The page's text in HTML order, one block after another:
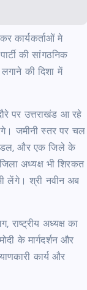
कार्यकर्ताओं मे
की सांगठनिक
लगाने की दिशा में
पर उत्तराखंड आ रहे
जमीनी स्तर पर चल
मंडल, और एक जिले के
अध्यक्ष भी शिरकत
लेंगे। श्री नवीन अब
अध्यक्ष का
के मार्गदर्शन और
कार्य और